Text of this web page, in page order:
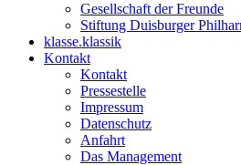
Gesellschaft der Freunde
Stiftung Duisburger
klasse.klassik
Kontakt
Kontakt
Pressestelle
Impressum
Datenschutz
Anfahrt
Das Management